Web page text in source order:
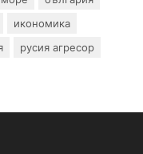
икономика
русия агресор